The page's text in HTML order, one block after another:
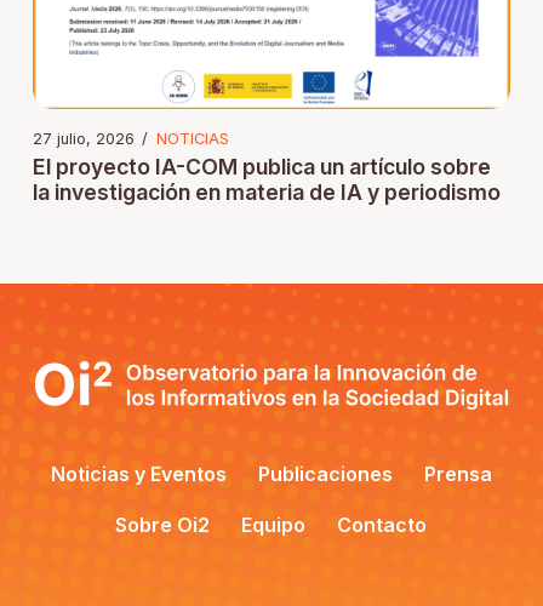
27 julio, 2026 / NOTICIAS
El proyecto IA-COM publica un artículo sobre
la investigación en materia de IA y periodismo
Noticias y Eventos Publicaciones Prensa
Sobre Oi2 Equipo Contacto